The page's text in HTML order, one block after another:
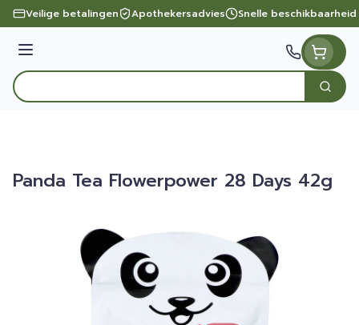
Ga naar de inhoud
Veilige betalingen Apothekersadvies Snelle beschikbaarheid
Menu
Product, merk, categorie...
Zoek
Panda Tea Flowerpower 28 Days 42g